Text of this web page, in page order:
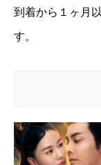
到着から１ヶ月
す。